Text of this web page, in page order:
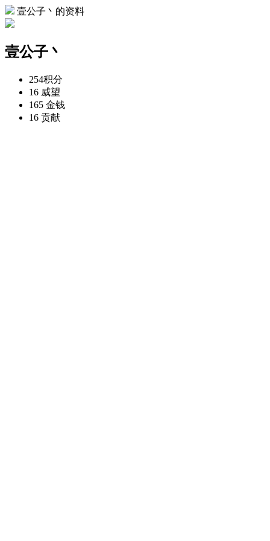
壹公子丶的资料
壹公子丶
254积分
16 威望
165 金钱
16 贡献